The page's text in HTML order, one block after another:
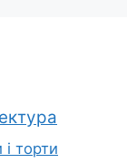
і торти